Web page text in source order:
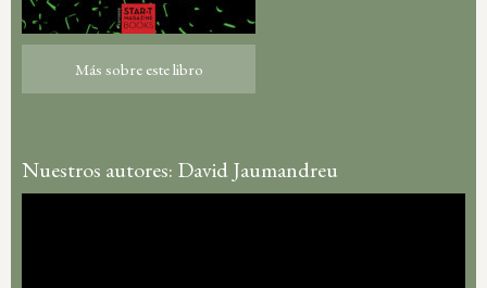
Más sobre este libro
Nuestros autores: David Jaumandreu